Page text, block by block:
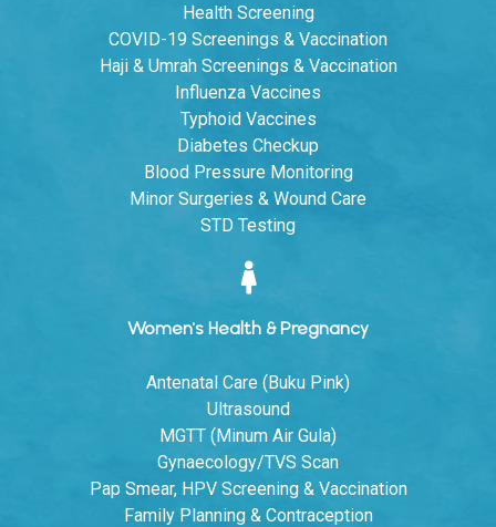
Health Screening
COVID-19 Screenings & Vaccination
Haji & Umrah Screenings & Vaccination
Influenza Vaccines
Typhoid Vaccines
Diabetes Checkup
Blood Pressure Monitoring
Minor Surgeries & Wound Care
STD Testing
Women's Health & Pregnancy
Antenatal Care (Buku Pink)
Ultrasound
MGTT (Minum Air Gula)
Gynaecology/TVS Scan
Pap Smear, HPV Screening & Vaccination
Family Planning & Contraception